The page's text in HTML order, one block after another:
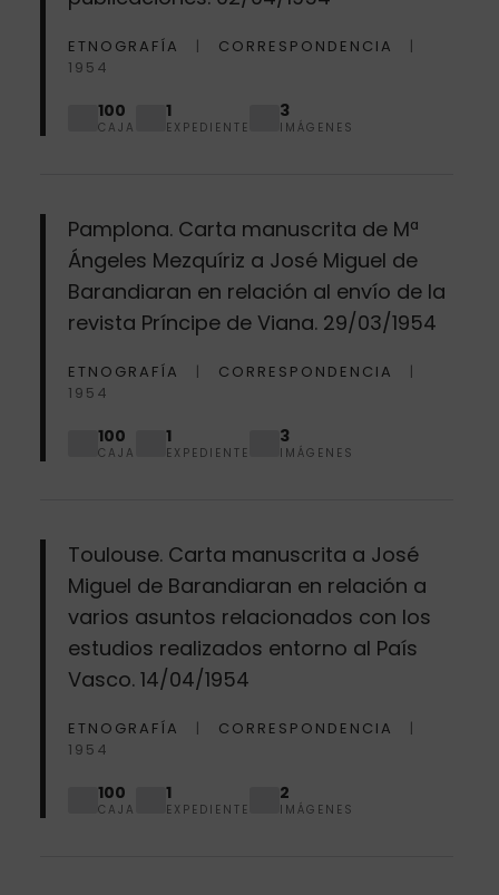
ETNOGRAFÍA
CORRESPONDENCIA
1954
100
CAJA
1
EXPEDIENTE
3
IMÁGENES
Pamplona. Carta manuscrita de Mª
Ángeles Mezquíriz a José Miguel de
Barandiaran en relación al envío de la
revista Príncipe de Viana. 29/03/1954
ETNOGRAFÍA
CORRESPONDENCIA
1954
100
CAJA
1
EXPEDIENTE
3
IMÁGENES
Toulouse. Carta manuscrita a José
Miguel de Barandiaran en relación a
varios asuntos relacionados con los
estudios realizados entorno al País
Vasco. 14/04/1954
ETNOGRAFÍA
CORRESPONDENCIA
1954
100
CAJA
1
EXPEDIENTE
2
IMÁGENES